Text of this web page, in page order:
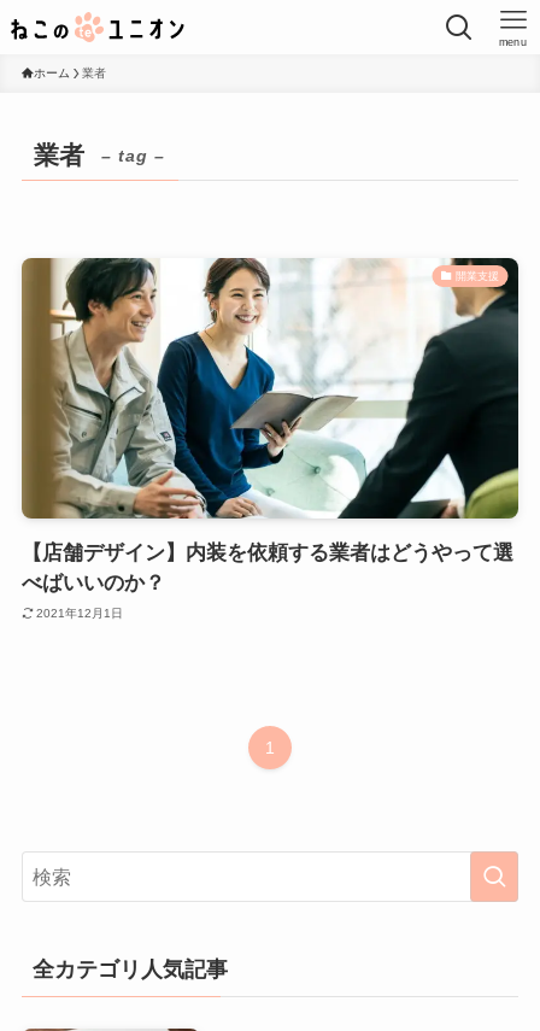
menu
ホーム 業者
業者 – tag –
開業支援
【店舗デザイン】内装を依頼する業者はどうやって選
べばいいのか？
2021年12月1日
1
全カテゴリ人気記事